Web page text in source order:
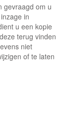
gevraagd om u
in
u een kopie
terug vinden
niet
of te laten